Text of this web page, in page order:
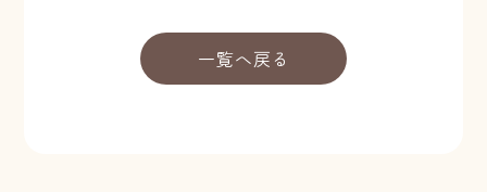
一覧へ戻る